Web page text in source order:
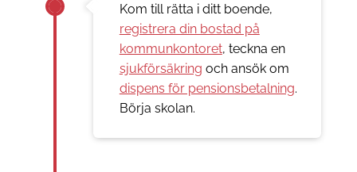
Kom till rätta i ditt boende,
registrera din bostad på
kommunkontoret, teckna en
sjukförsäkring och ansök om
dispens för pensionsbetalning.
Börja skolan.